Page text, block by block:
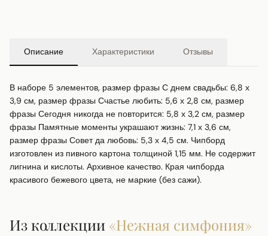
Описание Характеристики Отзывы
В наборе 5 элементов, размер фразы С днем свадьбы: 6,8 х
3,9 см, размер фразы Счастье любить: 5,6 х 2,8 см, размер
фразы Сегодня никогда не повторится: 5,8 х 3,2 см, размер
фразы Памятные моменты украшают жизнь: 7,1 х 3,6 см,
размер фразы Совет да любовь: 5,3 х 4,5 см. Чипборд
изготовлен из пивного картона толщиной 1,15 мм. Не содержит
лигнина и кислоты. Архивное качество. Края чипборда
красивого бежевого цвета, не маркие (без сажи).
Из коллекции «Нежная симфония»